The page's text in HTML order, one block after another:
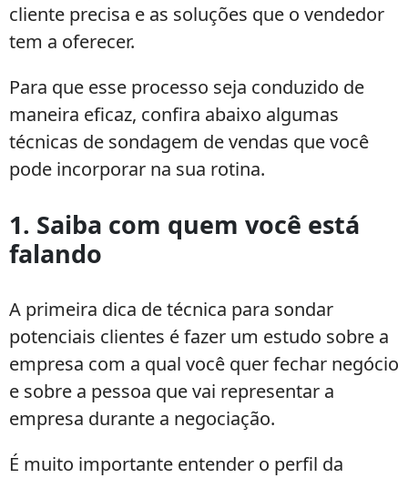
cliente precisa e as soluções que o vendedor
tem a oferecer.
Para que esse processo seja conduzido de
maneira eficaz, confira abaixo algumas
técnicas de sondagem de vendas que você
pode incorporar na sua rotina.
1. Saiba com quem você está
falando
A primeira dica de técnica para sondar
potenciais clientes é fazer um estudo sobre a
empresa com a qual você quer fechar negócio
e sobre a pessoa que vai representar a
empresa durante a negociação.
É muito importante entender o perfil da